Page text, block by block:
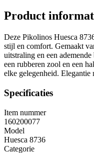
Product
Deze Pikolinos Huesca
stijl en comfort. Gemaakt
uitstraling en een
een rubberen zool en een
elke gelegenheid. Elegantie
Specificaties
Item nummer
160200077
Model
Huesca 8736
Categorie